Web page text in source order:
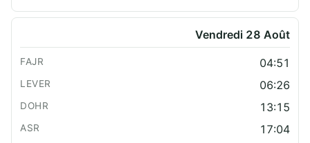
Vendredi 28 Août
04:51
06:26
13:15
17:04